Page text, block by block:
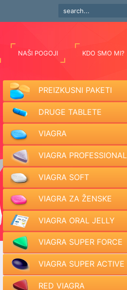
NAŠI POGOJI KDO SMO MI?
PREIZKUSNI PAKETI
DRUGE TABLETE
VIAGRA
VIAGRA PROFESSIONAL
VIAGRA SOFT
VIAGRA ZA ŽENSKE
VIAGRA ORAL JELLY
VIAGRA SUPER FORCE
VIAGRA SUPER ACTIVE
RED VIAGRA